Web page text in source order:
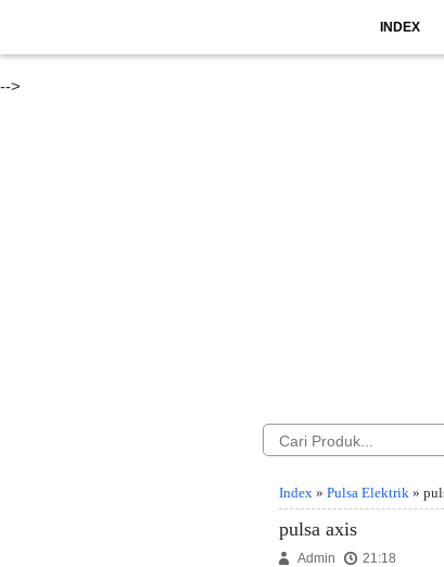
-->
INDEX
Index » Pulsa Elektrik »
pulsa axis
Admin 21:18